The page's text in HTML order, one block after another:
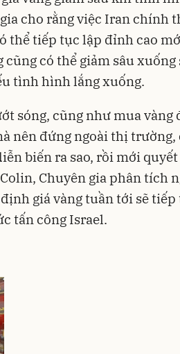
cho rằng việc Iran chính
thể tiếp tục lập đỉnh cao
có thể giảm sâu xuống
tình hình lắng xuống.
sóng, cũng như mua vàng
nên đứng ngoài thị trường,
biến ra sao, rồi mới
Chuyên gia phân tích
giá vàng tuần tới sẽ
tấn công Israel.